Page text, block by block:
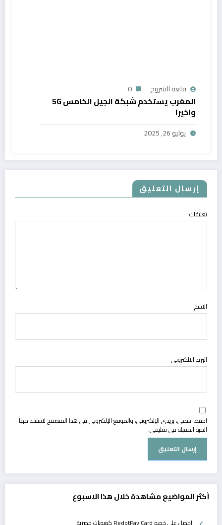
قلعة الشروح 0
المغرب يستخدم شبكة الجيل الخامس 5G
واخيرا
يوليو 26, 2025
إرسال التعليق
تعليقات
الاسم
البريد الالكتروني
احفظ اسمي، بريدي الإلكتروني، والموقع الإلكتروني في هذا المتصفح لاستخدامها
المرة المقبلة في تعليقي.
أكثر المواضيع مشاهدة خلال هذا الاسبوع